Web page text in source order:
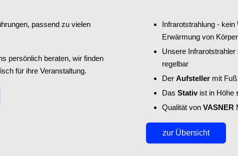
passend zu vielen
persönlich beraten, wir finden
für ihre Veranstaltung.
Infrarotstrahlung -
Erwärmung von
Unsere
regelbar
Der Aufsteller mit
Das Stativ ist in Höhe
Qualität von VASNER
zur Übersicht